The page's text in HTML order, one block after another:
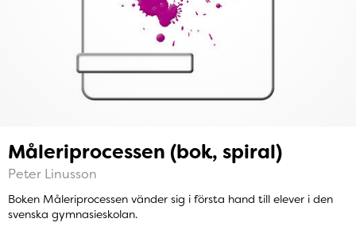
Måleriprocessen (bok, spiral)
Peter Linusson
Boken Måleriprocessen vänder sig i första hand till elever i den
svenska gymnasieskolan.